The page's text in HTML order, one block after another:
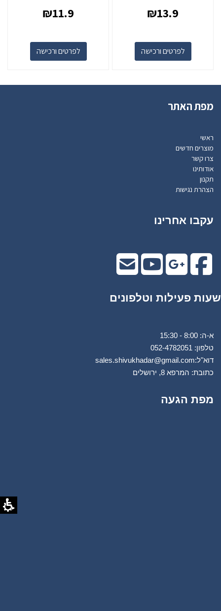
₪13.9
לפרטים ורכישה
₪11.9
לפרטים ורכישה
מפת האתר
ראשי
מוצרים חדשים
צרו קשר
אודותינו
תקנון
הצהרת נגישות
עקבו אחרינו
שעות פעילות וטלפונים
א-ה: 8:00 - 15:30
טלפון: 0 52-4782051
דוא"ל:sales.shivukhadar@gmail.com
כתובת: המרפא 8, ירושלים
מפת הגעה